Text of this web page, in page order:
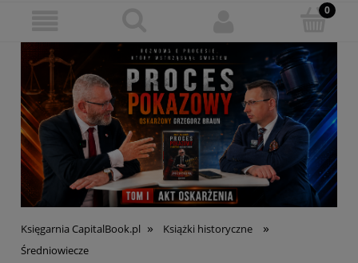
Księgarnia CapitalBook.pl » Książki historyczne »
Średniowiecze